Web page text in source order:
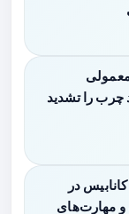
معمولی
چرب را تشدید
در
و مهارت‌های